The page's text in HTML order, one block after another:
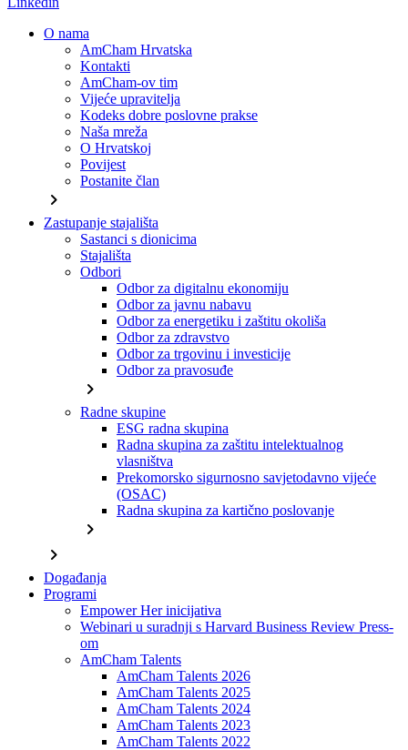
O nama
AmCham Hrvatska
Kontakti
AmCham-ov tim
Vijeće upravitelja
Kodeks dobre poslovne prakse
Naša mreža
O Hrvatskoj
Povijest
Postanite član
chevron_right
Zastupanje stajališta
Sastanci s dionicima
Stajališta
Odbori
Odbor za digitalnu ekonomiju
Odbor za javnu nabavu
Odbor za energetiku i zaštitu okoliša
Odbor za zdravstvo
Odbor za trgovinu i investicije
Odbor za pravosuđe
chevron_right
Radne skupine
ESG radna skupina
Radna skupina za zaštitu intelektualnog
vlasništva
Prekomorsko sigurnosno savjetodavno vijeće
(OSAC)
Radna skupina za kartično poslovanje
chevron_right
chevron_right
Događanja
Programi
Empower Her inicijativa
Webinari u suradnji s Harvard Business Review Press-
om
AmCham Talents
AmCham Talents 2026
AmCham Talents 2025
AmCham Talents 2024
AmCham Talents 2023
AmCham Talents 2022